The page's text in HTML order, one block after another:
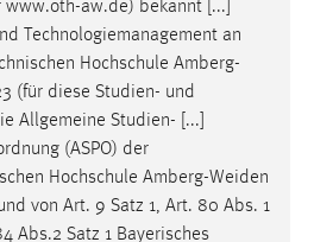
www.oth-aw.de) bekannt [...]
Technologiemanagement an
Hochschule Amberg-
(für diese Studien- und
Allgemeine Studien- [...]
(ASPO) der
Hochschule Amberg-Weiden
von Art. 9 Satz 1, Art. 80 Abs. 1
Abs.2 Satz 1 Bayerisches